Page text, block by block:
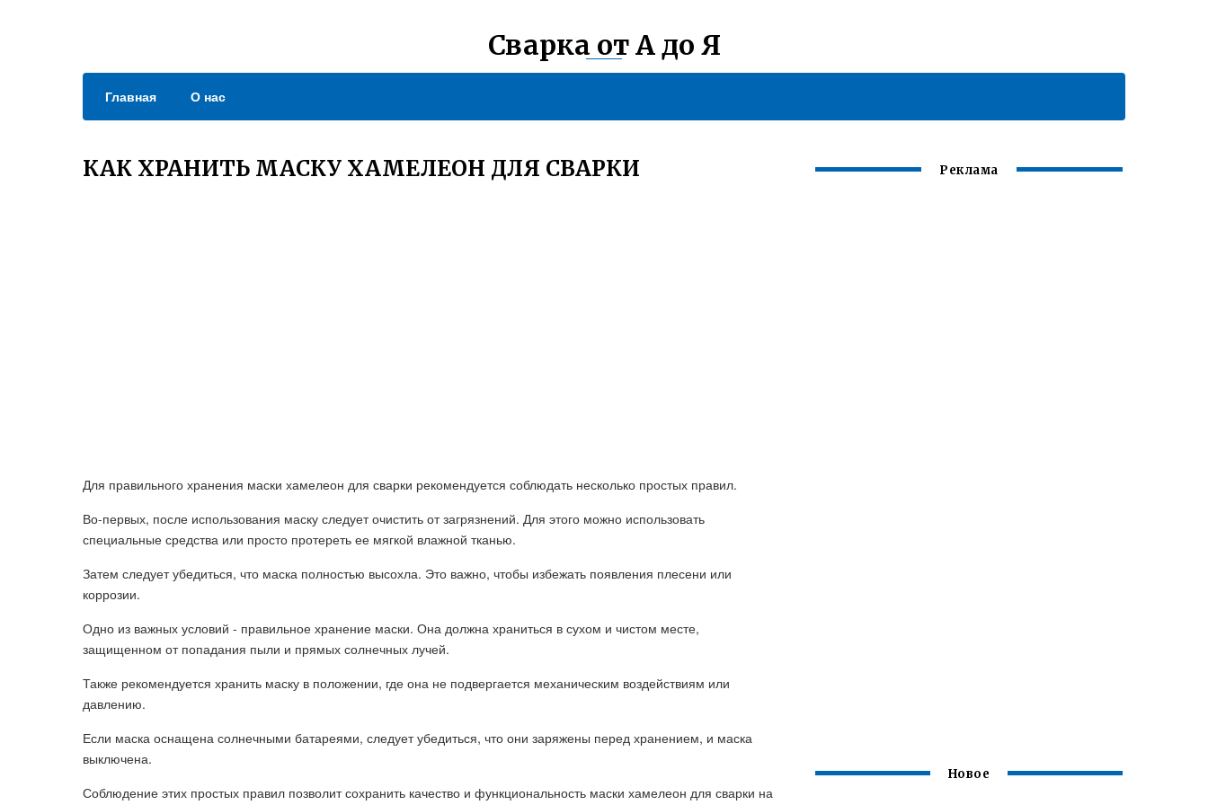
Сварка от А до Я
Главная О нас
КАК ХРАНИТЬ МАСКУ ХАМЕЛЕОН ДЛЯ СВАРКИ
Для правильного хранения маски хамелеон для сварки рекомендуется соблюдать несколько простых правил.
Во-первых, после использования маску следует очистить от загрязнений. Для этого можно использовать
специальные средства или просто протереть ее мягкой влажной тканью.
Затем следует убедиться, что маска полностью высохла. Это важно, чтобы избежать появления плесени или
коррозии.
Одно из важных условий - правильное хранение маски. Она должна храниться в сухом и чистом месте,
защищенном от попадания пыли и прямых солнечных лучей.
Также рекомендуется хранить маску в положении, где она не подвергается механическим воздействиям или
давлению.
Если маска оснащена солнечными батареями, следует убедиться, что они заряжены перед хранением, и маска
выключена.
Соблюдение этих простых правил позволит сохранить качество и функциональность маски хамелеон для сварки на
Реклама
Новое